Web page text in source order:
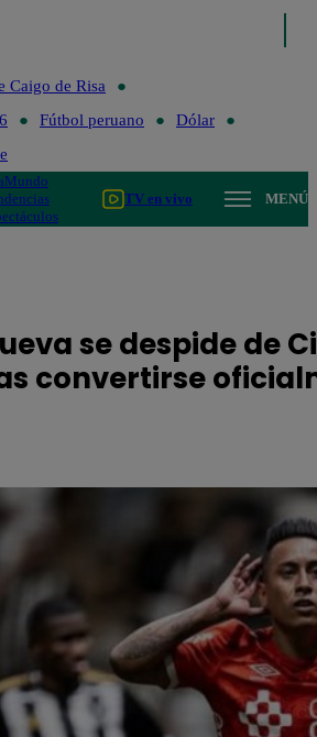
Caigo de Risa
Fútbol peruano
Dólar
Mundo
TV en vivo MENÚ
se despide de
convertirse